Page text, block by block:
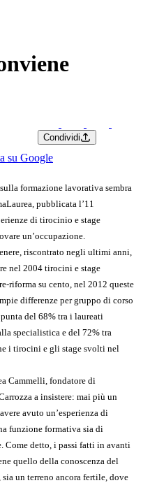
Condividi
su Google
formazione lavorativa sembra
pubblicata l’11
di tirocinio e stage
un’occupazione.
riscontrato negli ultimi anni,
nel 2004 tirocini e stage
riforma su cento, nel 2012 queste
differenze per gruppo di corso
del 68% tra i laureati
specialistica e del 72% tra
i tirocini e gli stage svolti nel
Cammelli, fondatore di
a insistere: mai più un
avuto un’esperienza di
funzione formativa sia di
Come detto, i passi fatti in avanti
quello della conoscenza del
un terreno ancora fertile, dove